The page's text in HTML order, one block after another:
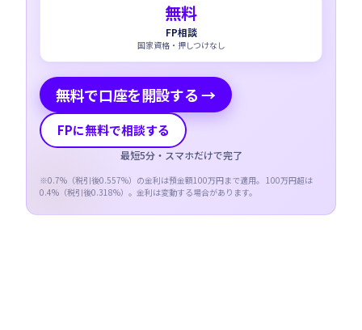
無料
FP相談
国家資格・押しつけなし
無料で口座を開設する →
FPに無料で相談する
最短5分・スマホだけで完了
※0.7%（税引後0.557%）の金利は預金額100万円まで適用。 100万円超は
0.4%（税引後0.318%）。金利は変動する場合があります。